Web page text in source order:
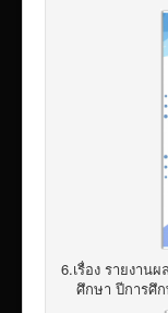
6.เรื่อง รายงาน
ศึกษา ปีการศึก